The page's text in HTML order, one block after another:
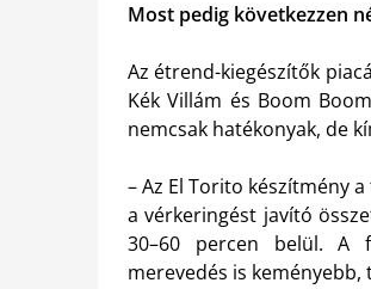
Most pedig következzen
Az étrend-kiegészítők
Kék Villám és Boom
nemcsak hatékonyak, de
– Az El Torito készítmény
a vérkeringést javító
30–60 percen belül. A
merevedés is